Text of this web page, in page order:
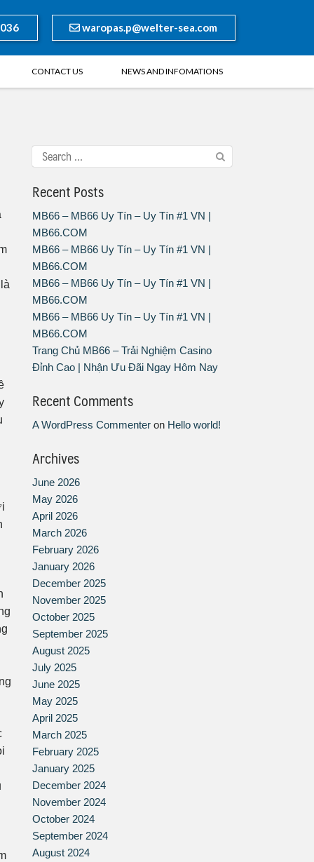
waropas.p@welter-sea.com
CONTACT US NEWS AND INFOMATIONS
Recent Posts
MB66 – MB66 Uy Tín – Uy Tín #1 VN |
MB66.COM
MB66 – MB66 Uy Tín – Uy Tín #1 VN |
MB66.COM
MB66 – MB66 Uy Tín – Uy Tín #1 VN |
MB66.COM
MB66 – MB66 Uy Tín – Uy Tín #1 VN |
MB66.COM
Trang Chủ MB66 – Trải Nghiệm Casino
Đỉnh Cao | Nhận Ưu Đãi Ngay Hôm Nay
Recent Comments
A WordPress Commenter on Hello world!
Archives
June 2026
May 2026
April 2026
March 2026
February 2026
January 2026
December 2025
November 2025
October 2025
September 2025
August 2025
July 2025
June 2025
May 2025
April 2025
March 2025
February 2025
January 2025
December 2024
November 2024
October 2024
September 2024
August 2024